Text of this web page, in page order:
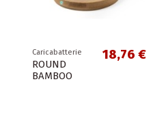
Caricabatterie
ROUND
BAMBOO
18,76 €